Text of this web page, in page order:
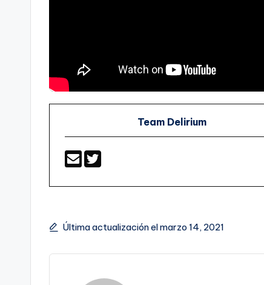
Team Delirium
Última actualización el marzo 14, 2021